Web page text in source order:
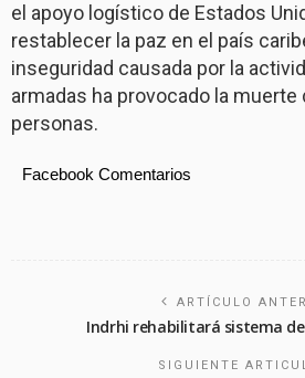
el apoyo logístico de Estados
restablecer la paz en el país
inseguridad causada por la
armadas ha provocado la
personas.
Facebook Comentarios
ARTÍCULO
Indrhi rehabilitará sistema
SIGUIENTE